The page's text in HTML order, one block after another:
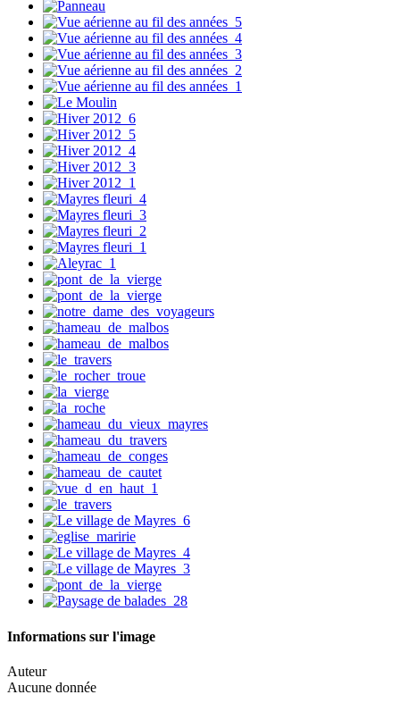
Informations sur l'image
Auteur
Aucune donnée